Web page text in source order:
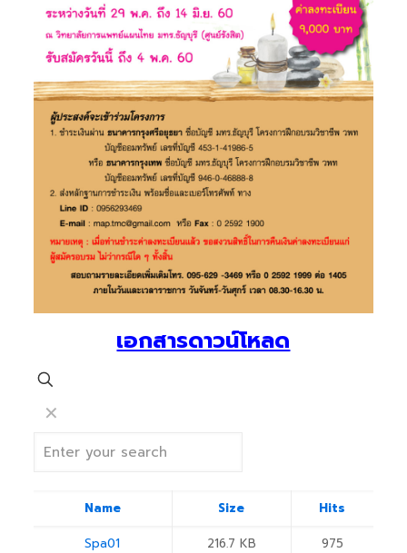
เอกสารดาวน์โหลด
✕
Name Size Hits
Spa01 216.7 KB 975